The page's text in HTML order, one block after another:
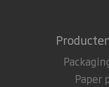
Paper